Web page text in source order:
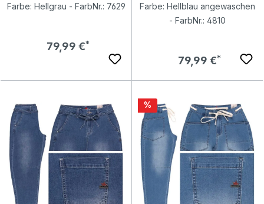
Farbe: Hellgrau - FarbNr.: 7629
Regulärer Preis:
79,99 €
Farbe: Hellblau angewaschen
- FarbNr.: 4810
Regulärer Preis:
79,99 €
Rabatt
%